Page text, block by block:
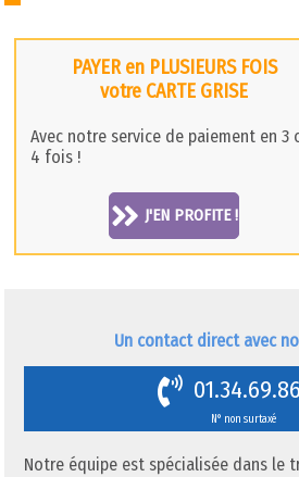
PAYER en PLUSIEURS FOIS
votre CARTE GRISE
Avec notre service de paiement en 3
4 fois !
J'EN PROFITE !
Un contact direct avec
N° non surtaxé
Notre équipe est spécialisée dans le